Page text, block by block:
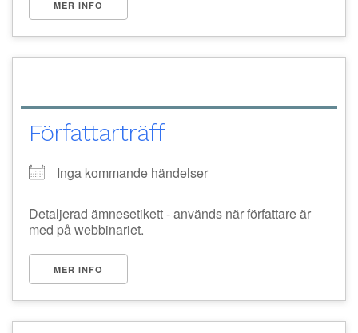
MER INFO
Författarträff
Inga kommande händelser
Detaljerad ämnesetikett - används när författare är
med på webbinariet.
MER INFO